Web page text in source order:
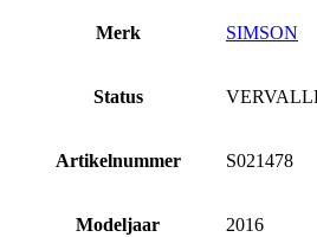
Merk SIMSON
Status
Artikelnummer S021478
Modeljaar 2016